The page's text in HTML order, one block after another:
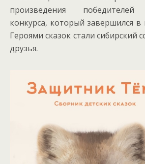
произведения победителей
конкурса, который завершился в
Героями сказок стали сибирский
друзья.